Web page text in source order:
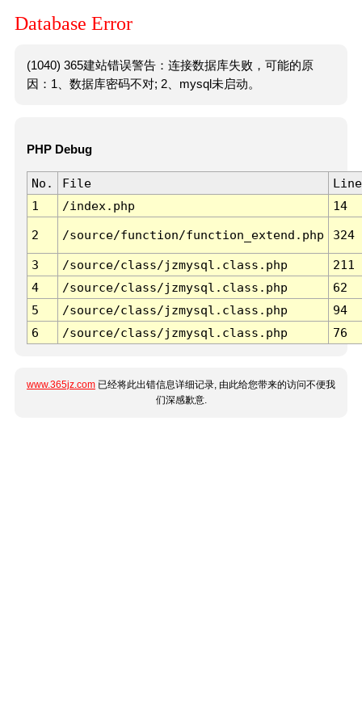
Database Error
(1040) 365建站错误警告：连接数据库失败，可能的原
因：1、数据库密码不对; 2、mysql未启动。
PHP Debug
No. File
Line
1
/index.php 14
2 /source/function/function_extend.php 324
3 /source/class/jzmysql.class.php
211
4
/source/class/jzmysql.class.php
62
5
/source/class/jzmysql.class.php
94
6
/source/class/jzmysql.class.php 76
www.365jz.com 已经将此出错信息详细记录, 由此给您带来的访问不便我
们深感歉意.